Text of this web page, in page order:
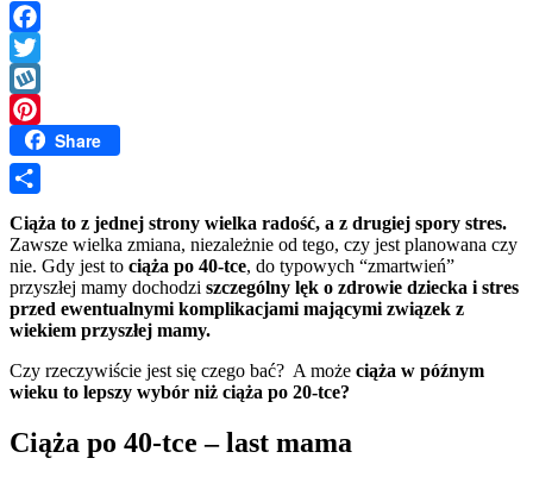
Facebook
Twitter
Wykop
PinterestShare
Ciąża to z jednej strony wielka radość, a z drugiej spory stres.
Zawsze wielka zmiana, niezależnie od tego, czy jest planowana czy
nie. Gdy jest to ciąża po 40-tce, do typowych “zmartwień”
przyszłej mamy dochodzi szczególny lęk o zdrowie dziecka i stres
przed ewentualnymi komplikacjami mającymi związek z
wiekiem przyszłej mamy.
Czy rzeczywiście jest się czego bać? A może ciąża w późnym
wieku to lepszy wybór niż ciąża po 20-tce?
Ciąża po 40-tce – last mama